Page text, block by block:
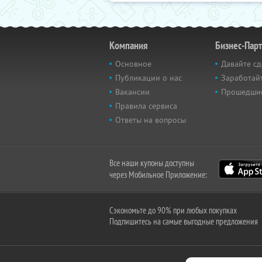
Компания
Основное
Публикации о нас
Вакансии
Правила сервиса
Ответы на вопросы
Бизнес-
Давайте
Все наши купоны доступны
через Мобильное Приложение:
Сэкономьте до 90% при любых покупках
Подпишитесь на самые выгодные предложения